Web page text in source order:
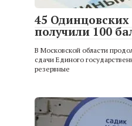
45
получили 100
В Московской области
сдачи Единого
резервные